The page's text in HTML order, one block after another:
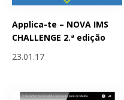
Applica-te – NOVA IMS
CHALLENGE 2.ª edição
23.01.17